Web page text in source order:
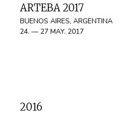
ARTEBA 2017
BUENOS AIRES, ARGENTINA
24. — 27 MAY. 2017
2016